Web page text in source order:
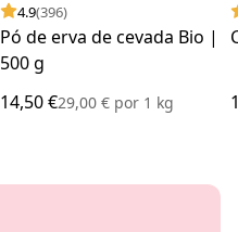
4.9(396)
Pó de erva de cevada Bio |
500 g
14,50 €29,00 € por1 kg